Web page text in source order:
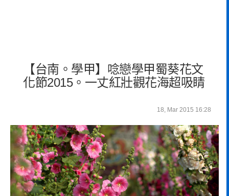
【台南。學甲】唸戀學甲蜀葵花文
化節2015。一丈紅壯觀花海超吸睛
18, Mar 2015 16:28